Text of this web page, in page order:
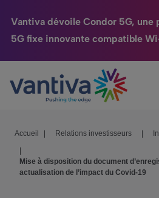
Vantiva dévoile Condor 5G, une
5G fixe innovante compatible
Passer au contenu principal
Maison Connectée
HomeSight
Entreprise
Accueil Relations investisseurs
Mise à disposition du document
actualisation de l’impact du Covid-19